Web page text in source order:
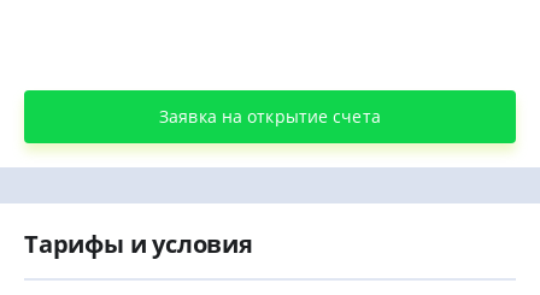
Заявка на открытие счета
Тарифы и условия